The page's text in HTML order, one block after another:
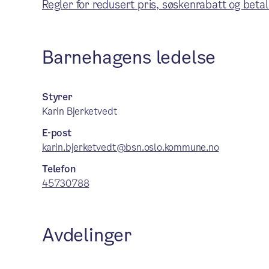
Regler for redusert pris, søskenrabatt og
Barnehagens ledelse
Styrer
Karin Bjerketvedt
E-post
karin.bjerketvedt@bsn.oslo.kommune.no
Telefon
45730788
Avdelinger